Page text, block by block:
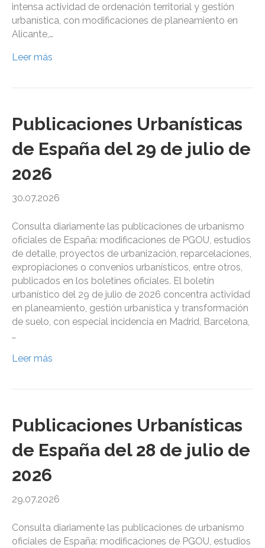
intensa actividad de ordenación territorial y gestión
urbanística, con modificaciones de planeamiento en
Alicante,…
Leer más
Publicaciones Urbanísticas
de España del 29 de julio de
2026
30.07.2026
Consulta diariamente las publicaciones de urbanismo
oficiales de España: modificaciones de PGOU, estudios
de detalle, proyectos de urbanización, reparcelaciones,
expropiaciones o convenios urbanísticos, entre otros,
publicados en los boletines oficiales. El boletín
urbanístico del 29 de julio de 2026 concentra actividad
en planeamiento, gestión urbanística y transformación
de suelo, con especial incidencia en Madrid, Barcelona,
…
Leer más
Publicaciones Urbanísticas
de España del 28 de julio de
2026
29.07.2026
Consulta diariamente las publicaciones de urbanismo
oficiales de España: modificaciones de PGOU, estudios